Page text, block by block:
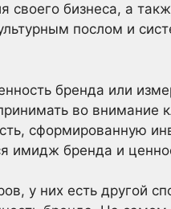
своего бизнеса, а
послом и
бренда или
во внимание
сформированную
имидж бренда и
у них есть другой